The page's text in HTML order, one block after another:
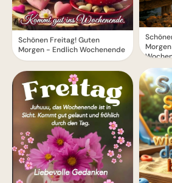
Schönen Freitag! Guten
Morgen - Endlich Wochenende